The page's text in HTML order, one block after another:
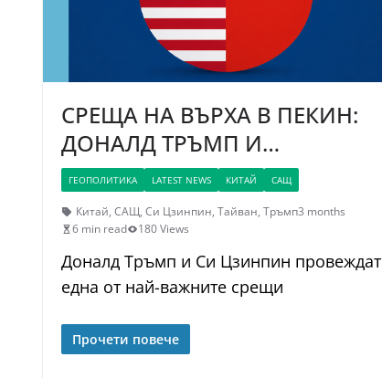
СРЕЩА НА ВЪРХА В ПЕКИН:
ДОНАЛД ТРЪМП И…
ГЕОПОЛИТИКА LATEST NEWS КИТАЙ САЩ
Китай, САЩ, Си Цзинпин, Тайван, Тръмп3 months
6 min read
180 Views
Доналд Тръмп и Си Цзинпин провеждат
една от най-важните срещи
Прочети повече